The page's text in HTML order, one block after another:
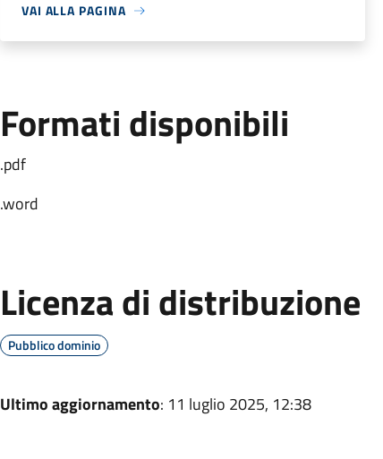
VAI ALLA PAGINA
Formati disponibili
.pdf
.word
Licenza di distribuzione
Pubblico dominio
Ultimo aggiornamento: 11 luglio 2025, 12:38